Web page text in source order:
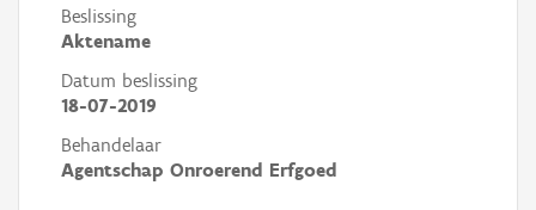
Beslissing
Aktename
Datum beslissing
18-07-2019
Behandelaar
Agentschap Onroerend Erfgoed